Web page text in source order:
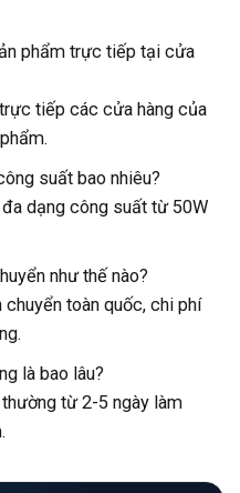
phẩm trực tiếp tại cửa
tiếp các cửa hàng của
suất bao nhiêu?
dạng công suất từ 50W
như thế nào?
chuyển toàn quốc, chi phí
là bao lâu?
từ 2-5 ngày làm